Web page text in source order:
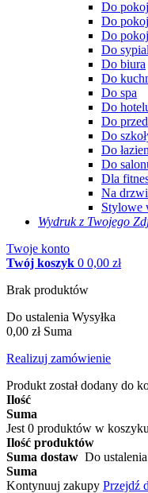
Do
Do
Do
Do
Do biura
Do
Do spa
Do
Do
Do
Do
Do
Dla
Na drzwi
Stylowe
Wydruk z Twojego
Twoje konto
Twój koszyk 0 0,00 zł
Brak produktów
Do ustalenia Wysyłka
0,00 zł Suma
Realizuj zamówienie
Produkt został dodany do
Ilość
Suma
Jest 0 produktów w
Ilość produktów
Suma dostaw Do ustalenia
Suma
Kontynuuj zakupy Przejdź